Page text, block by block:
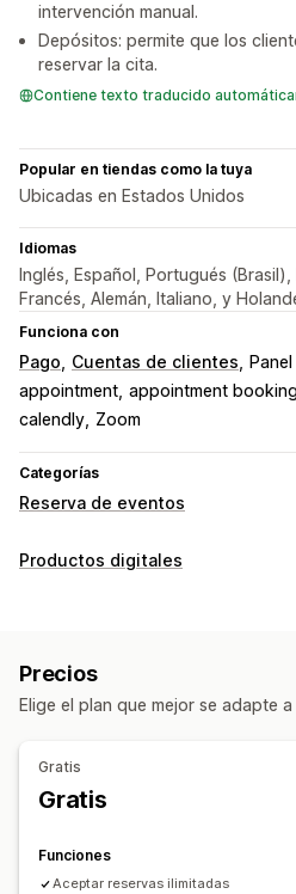
intervención manual.
Depósitos: permite que los
reservar la cita.
Contiene texto traducido
Popular en tiendas como la tuya
Ubicadas en Estados Unidos
Idiomas
Inglés, Español, Portugués
Francés, Alemán, Italiano, y
Funciona con
Pago Cuentas de clientes
appointment appointment booking
calendly Zoom
Categorías
Reserva de eventos
Tipo de evento
Gestión de reservas
Calendario
Cronogramas
Límites de capacidad
Registro de eventos
Notificaciones de correo
Notificaciones de SMS
Múltiples
Productos digitales
Precios
Elige el plan que mejor se adapte
Gratis
Gratis
Funciones
Aceptar reservas ilimitadas